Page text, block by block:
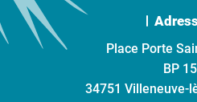
Place Porte
BP 15
34751 Villeneuve-